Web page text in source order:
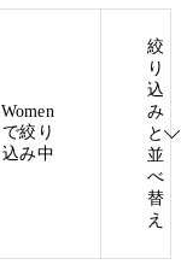
Women
で絞り
込み中
絞
り
込
み
と
並
べ
替
え